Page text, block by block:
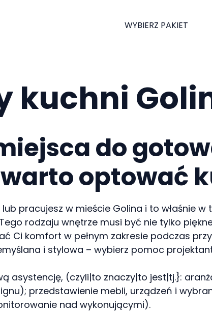
WYBIERZ PAKIET
kuchni
do
optować
pracujesz w mieście Golina i to właśnie
rodzaju wnętrze musi być nie tylko
Ci komfort w pełnym zakresie podczas
i stylowa – wybierz pomoc
asystencję, (czyli|to znaczy|to jest|tj.}:
przedstawienie mebli, urządzeń i
nad wykonującymi).